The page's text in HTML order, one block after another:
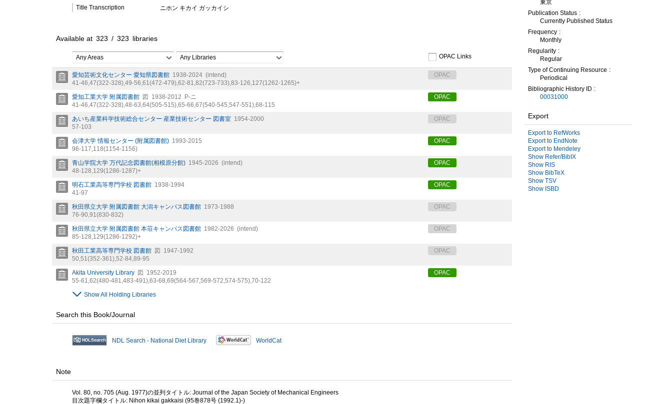
Title Transcription
ニホン キカイ ガッカイシ
Available at 323 / 323 libraries
Any Areas Any Libraries OPAC Links
愛知芸術文化センター 愛知県図書館 1938-2024 (intend)
41-46, 47(322-328), 49-56, 61(472-479), 62-81, 82(723-733), 83-126, 127(1262-1265)+
OPAC
愛知工業大学 附属図書館 図 1938-2012 P-ニ
41-46, 47(322-328), 48-63, 64(505-515), 65-66, 67(540-545, 547-551), 68-115
OPAC
あいち産業科学技術総合センター 産業技術センター 図書室 1954-2000
57-103
OPAC
会津大学 情報センター (附属図書館) 1993-2015
96-117, 118(1154-1156)
OPAC
青山学院大学 万代記念図書館(相模原分館) 1945-2026 (intend)
48-128, 129(1286-1287)+
OPAC
明石工業高等専門学校 図書館 1938-1994
41-97
OPAC
秋田県立大学 附属図書館 大潟キャンパス図書館 1973-1988
76-90, 91(830-832)
OPAC
秋田県立大学 附属図書館 本荘キャンパス図書館 1982-2026 (intend)
85-128, 129(1286-1292)+
OPAC
秋田工業高等専門学校 図書館 図 1947-1992
50, 51(352-361), 52-84, 89-95
OPAC
Akita University Library 図 1952-2019
55-61, 62(480-481, 483-491), 63-68, 69(564-567, 569-572, 574-575), 70-122
OPAC
Show All Holding Libraries
Search this Book/Journal
NDL Search - National Diet Library WorldCat
Note
Vol. 80, no. 705 (Aug. 1977)の並列タイトル: Journal of the Japan Society of Mechanical Engineers
目次題字欄タイトル: Nihon kikai gakkaisi (95巻878号 (1992.1)-)
東京
Publication Status
Currently Published Status
Frequency
Monthly
Regularity
Regular
Type of Continuing Resource
Periodical
Bibliographic History ID
00031000
Export
Export to RefWorks
Export to EndNote
Export to Mendeley
Show Refer/BibIX
Show RIS
Show BibTeX
Show TSV
Show ISBD